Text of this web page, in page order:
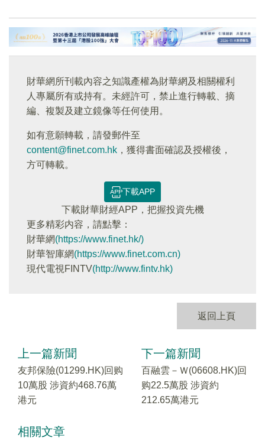
財華網所刊載內容之知識產權為財華網及相關權利
人專屬所有或持有。未經許可，禁止進行轉載、摘
編、複製及建立鏡像等任何使用。
如有意願轉載，請發郵件至
content@finet.com.hk ，獲得書面確認及授權後，
方可轉載。
下載APP
下載財華財經APP，把握投資先機
更多精彩内容，請點擊：
財華網(https://www.finet.hk/)
財華智庫網(https://www.finet.com.cn)
現代電視FINTV(http://www.fintv.hk)
返回上頁
上一篇新聞
友邦保險(01299.HK)回购
10萬股 涉資約468.76萬
港元
下一篇新聞
百融雲－Ｗ(06608.HK)回
购22.5萬股 涉資約
212.65萬港元
相關文章